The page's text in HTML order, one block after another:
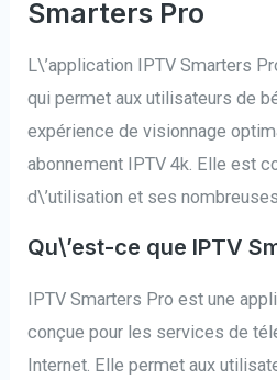
Smarters Pro
L\’application IPTV Smarters
qui permet aux utilisateurs de
expérience de visionnage
abonnement IPTV 4k. Elle est
d\’utilisation et ses
Qu\’est-ce que IPTV
IPTV Smarters Pro est une
conçue pour les services de
Internet. Elle permet aux